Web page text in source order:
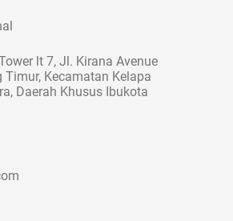
lt 7, Jl. Kirana Avenue
Timur, Kecamatan Kelapa
Daerah Khusus Ibukota